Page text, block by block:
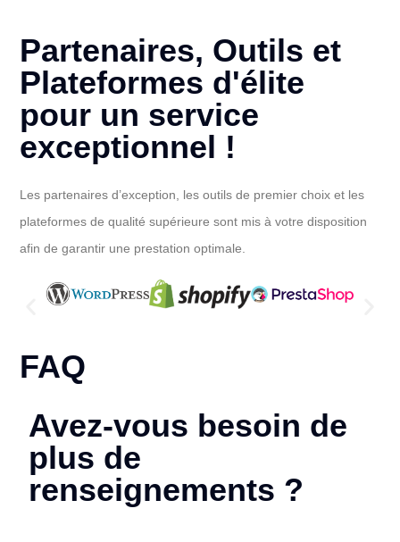
Partenaires, Outils et
Plateformes d'élite
pour un service
exceptionnel !
Les partenaires d’exception, les outils de premier choix et les
plateformes de qualité supérieure sont mis à votre disposition
afin de garantir une prestation optimale.
FAQ
Avez-vous besoin de
plus de
renseignements ?